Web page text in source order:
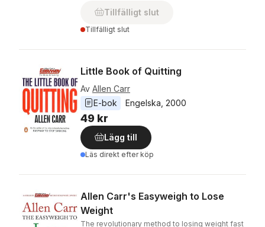
Tillfälligt slut
Tillfälligt slut
Little Book of Quitting
Av Allen Carr
E-bok
Engelska 2000
49 kr
Lägg till
Läs direkt efter köp
Allen Carr's Easyweigh to Lose
Weight
The revolutionary method to losing weight fast